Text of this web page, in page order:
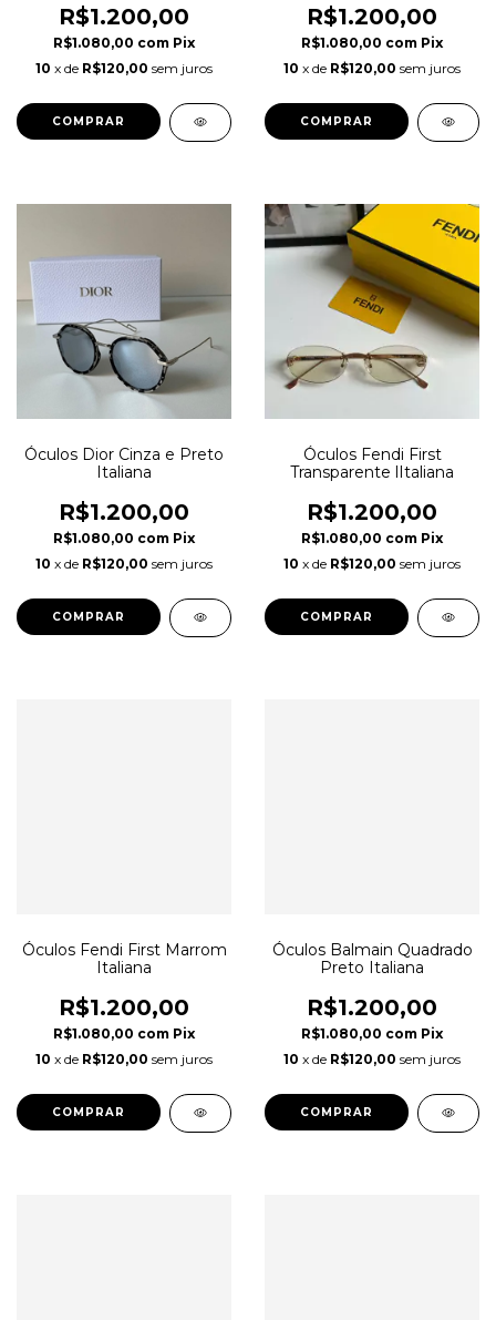
R$1.200,00
R$1.080,00 com Pix
10 x de R$120,00 sem juros
R$1.200,00
R$1.080,00 com Pix
10 x de R$120,00 sem juros
COMPRAR
Óculos Dior Cinza e Preto
Italiana
R$1.200,00
R$1.080,00 com Pix
10 x de R$120,00 sem juros
Óculos Fendi First
Transparente lItaliana
R$1.200,00
R$1.080,00 com Pix
10 x de R$120,00 sem juros
Óculos Fendi First Marrom
Italiana
R$1.200,00
R$1.080,00 com Pix
10 x de R$120,00 sem juros
Óculos Balmain Quadrado
Preto Italiana
R$1.200,00
R$1.080,00 com Pix
10 x de R$120,00 sem juros